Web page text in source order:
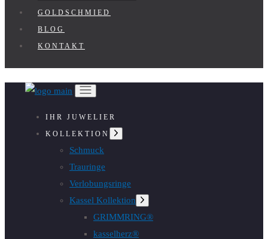
GOLDSCHMIED
BLOG
KONTAKT
IHR JUWELIER
KOLLEKTION
Untermenü
anzeigen
Schmuck
Trauringe
Verlobungsringe
Kassel Kollektion Untermenü
anzeigen
GRIMMRING®
kasselherz®